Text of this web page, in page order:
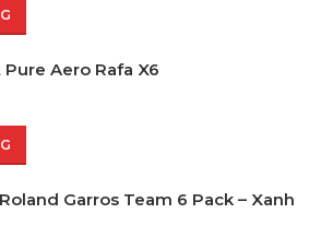
Aero Rafa X6
Garros Team 6 Pack – Xanh